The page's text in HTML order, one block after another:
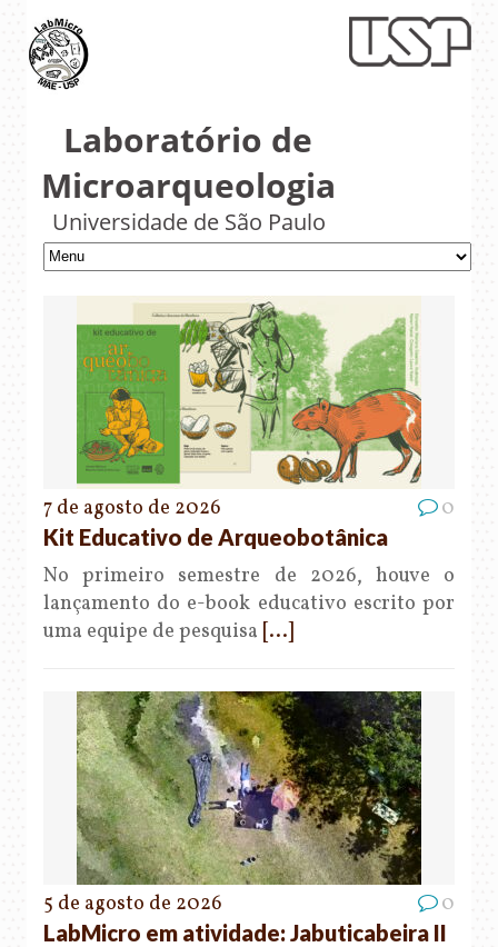
Laboratório de
Microarqueologia
Universidade de São Paulo
7 de agosto de 2026 0
Kit Educativo de Arqueobotânica
No primeiro semestre de 2026, houve o
lançamento do e-book educativo escrito por
uma equipe de pesquisa [...]
5 de agosto de 2026 0
LabMicro em atividade: Jabuticabeira II